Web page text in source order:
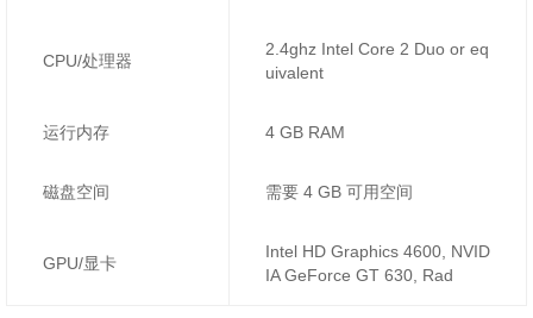
CPU/处理器
2.4ghz Intel Core 2 Duo or eq
uivalent
运行内存 4 GB RAM
磁盘空间 需要 4 GB 可用空间
GPU/显卡
Intel HD Graphics 4600, NVID
IA GeForce GT 630, Rad